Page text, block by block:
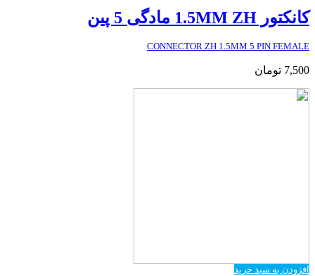
کانکتور 1.5MM ZH مادگی 5 پین
CONNECTOR ZH 1.5MM 5 PIN FEMALE
7,500 تومان
افزودن به سبد خرید